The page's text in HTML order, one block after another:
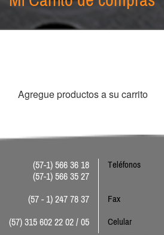
Agregue productos a su carrito
(57-1) 566 36 18
(57-1) 566 35 27
(57 - 1) 247 78 37
(57) 315 602 22 02 / 05
Teléfonos
Fax
Celular